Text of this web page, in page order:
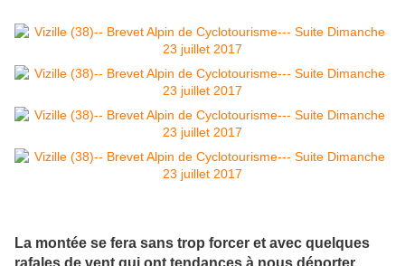
La montée se fera sans trop forcer et avec quelques
rafales de vent qui ont tendances à nous déporter